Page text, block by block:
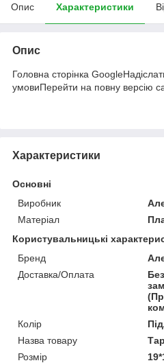
Опис Характеристики
Опис
Головна сторінка
умовиПерейти на повну версію
Характеристики
Основні
Виробник
Матеріал
Користувальницькі
Бренд
Доставка/Оплата
Колір
Назва товару
Розмір